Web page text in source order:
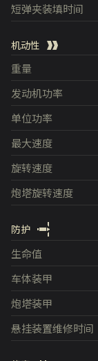
短弹夹装填时间
机动性
重量
发动机功率
单位功率
最大速度
旋转速度
炮塔旋转速度
防护
生命值
车体装甲
炮塔装甲
悬挂装置维修时间